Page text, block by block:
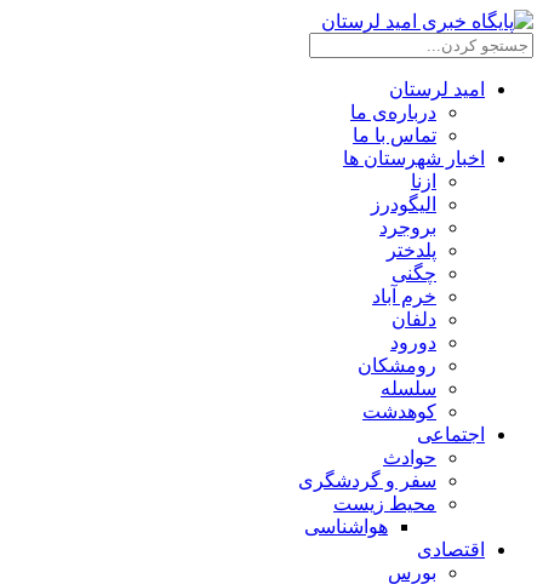
امید لرستان
درباره‌ی ما
تماس با ما
اخبار شهرستان ها
ازنا
الیگودرز
بروجرد
پلدختر
چگنی
خرم آباد
دلفان
دورود
رومشکان
سلسله
کوهدشت
اجتماعی
حوادث
سفر و گردشگری
محیط زیست
هواشناسی
اقتصادی
بورس